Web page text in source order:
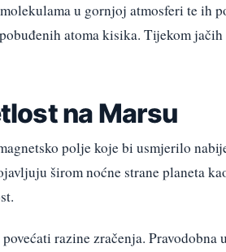
u gornjoj atmosferi te ih
atoma kisika. Tijekom jačih
na Marsu
polje koje bi usmjerilo
širom noćne strane planeta
razine zračenja. Pravodobna